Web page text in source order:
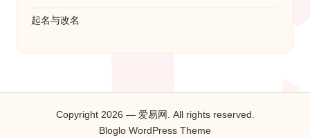
起名与改名
Copyright 2026 — 爱易网. All rights reserved.
Bloglo WordPress Theme